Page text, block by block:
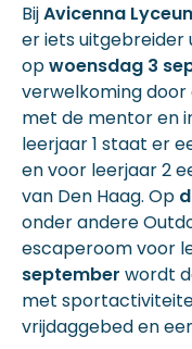
BijAvicenna
er iets uitgebreider
opwoensdag 3
verwelkoming door
met de mentor en
leerjaar 1 staat er
en voor leerjaar 2
van Den Haag. Op
onder andere
escaperoom voor
september wordt
met
vrijdaggebed en